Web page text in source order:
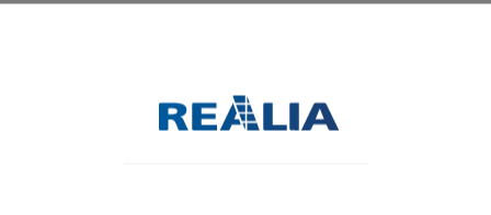
controles de caudal y reutilización de agua de lluvia así como de
una central de tratamiento y recuperación de aguas, con el fin de